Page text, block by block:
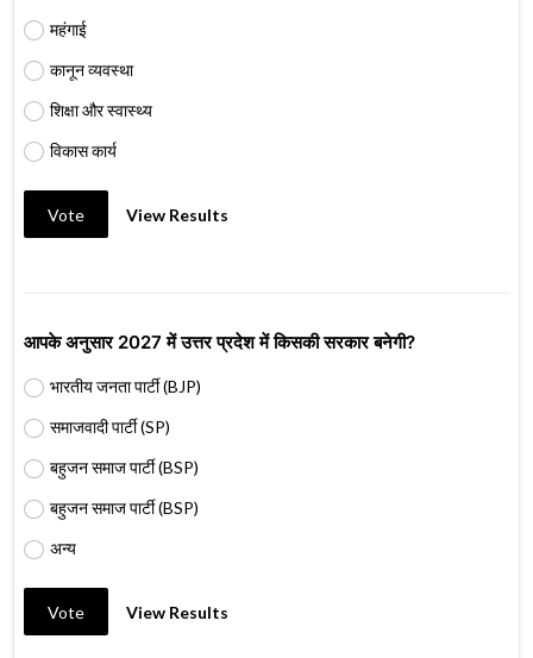
महंगाई
कानून व्यवस्था
शिक्षा और स्वास्थ्य
विकास कार्य
Vote View Results
आपके अनुसार 2027 में उत्तर प्रदेश में किसकी सरकार बनेगी?
भारतीय जनता पार्टी (BJP)
समाजवादी पार्टी (SP)
बहुजन समाज पार्टी (BSP)
बहुजन समाज पार्टी (BSP)
अन्य
Vote View Results